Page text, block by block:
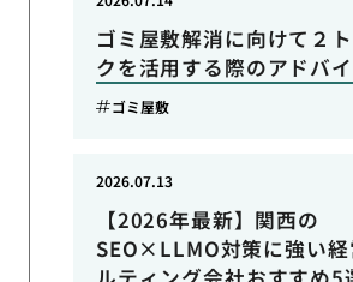
ゴミ屋敷解消に向けて２
クを活用する際のアドバ
ゴミ屋敷
【2026年最新】関西の
SEO×LLMO対策に強い経
2026.07.13